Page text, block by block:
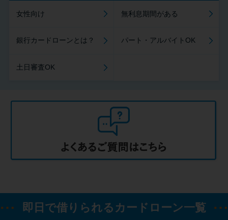
女性向け 無利息期間がある
銀行カードローンとは？ パート・アルバイトOK
土日審査OK
即日で借りられるカードローン一覧